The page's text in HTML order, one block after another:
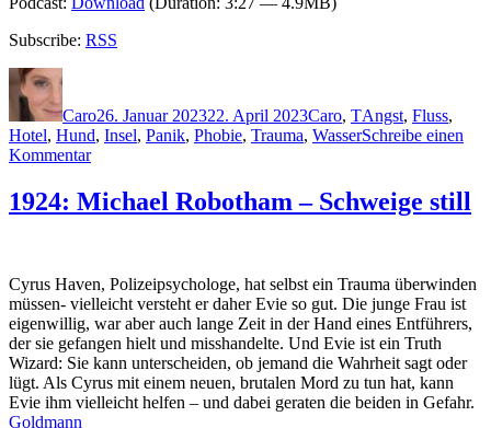
Subscribe: RSS
Autor
Caro26. Januar 202322. April 2023Caro, TAngst, Fluss,
Hotel, Hund, Insel, Panik, Phobie, Trauma, WasserSchreibe einen
Kommentarzu
S.K.
Tremayne
1924: Michael Robotham – Schweige still
Cyrus Haven, Polizeipsychologe, hat selbst ein Trauma überwinden
müssen- vielleicht versteht er daher Evie so gut. Die junge Frau ist
eigenwillig, war aber auch lange Zeit in der Hand eines Entführers,
der sie gefangen hielt und misshandelte. Und Evie ist ein Truth
Wizard: Sie kann unterscheiden, ob jemand die Wahrheit sagt oder
lügt. Als Cyrus mit einem neuen, brutalen Mord zu tun hat, kann
Evie ihm vielleicht helfen – und dabei geraten die beiden in Gefahr.
Goldmann